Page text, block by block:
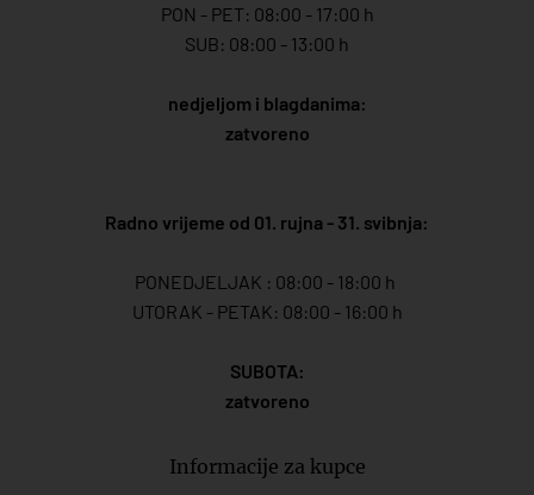
PON - PET: 08:00 - 17:00 h
SUB: 08:00 - 13:00 h
nedjeljom i blagdanima:
zatvoreno
Radno vrijeme od 01. rujna - 31. svibnja:
PONEDJELJAK : 08:00 - 18:00 h
UTORAK - PETAK: 08:00 - 16:00 h
SUBOTA:
zatvoreno
Informacije za kupce